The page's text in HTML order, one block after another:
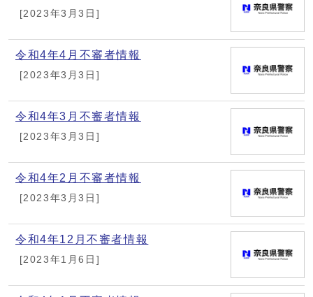
[2023年3月3日]
令和4年4月不審者情報
[2023年3月3日]
令和4年3月不審者情報
[2023年3月3日]
令和4年2月不審者情報
[2023年3月3日]
令和4年12月不審者情報
[2023年1月6日]